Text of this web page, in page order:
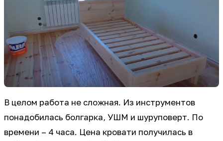
В целом работа не сложная. Из инструментов
понадобилась болгарка, УШМ и шуруповерт. По
времени – 4 часа. Цена кровати получилась в